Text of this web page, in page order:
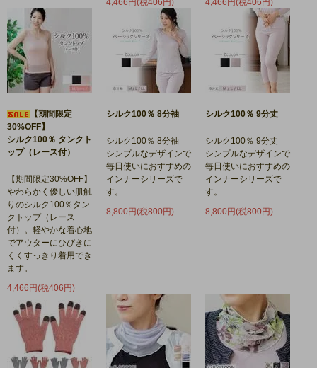
【期間限定
30%OFF】
シルク100％ タンクト
ップ（レース付）
【期間限定30%OFF】
やわらかく優しい肌触
りのシルク100％タン
クトップ（レース
付）。軽やかな着心地
でアウターにひびきに
くくすっきり着用でき
ます。
4,466円(税406円)
シルク100％ 8分袖
シルク100％ 8分袖
シンプルなデザインで
毎日使いにおすすめの
インナーシリーズで
す。
8,800円(税800円)
シルク100％ 9分丈
シルク100％ 9分丈
シンプルなデザインで
毎日使いにおすすめの
インナーシリーズで
す。
8,800円(税800円)